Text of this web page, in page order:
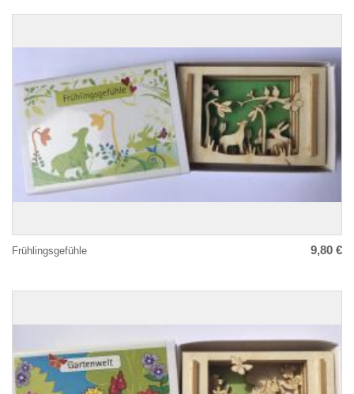
Frühlingsgefühle 9,80 €